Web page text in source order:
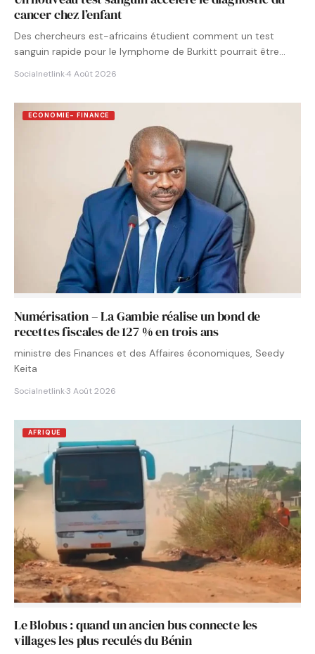
cancer chez l’enfant
Des chercheurs est-africains étudient comment un test
sanguin rapide pour le lymphome de Burkitt pourrait être
Socialnetlink·4 Août 2026
ECONOMIE- FINANCE
Numérisation – La Gambie réalise un bond de
recettes fiscales de 127 % en trois ans
ministre des Finances et des Affaires économiques, Seedy
Keita
Socialnetlink·3 Août 2026
AFRIQUE
Le Blobus : quand un ancien bus connecte les
villages les plus reculés du Bénin